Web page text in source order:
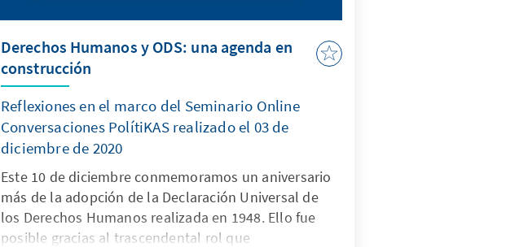
Derechos Humanos y ODS: una agenda en
construcción
Reflexiones en el marco del Seminario Online
Conversaciones PolítiKAS realizado el 03 de
diciembre de 2020
Este 10 de diciembre conmemoramos un aniversario
más de la adopción de la Declaración Universal de
los Derechos Humanos realizada en 1948. Ello fue
posible gracias al trascendental rol que